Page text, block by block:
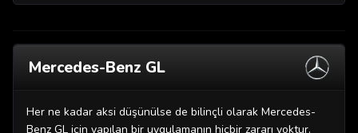
Mercedes-Benz GL
Her ne kadar aksi düşünülse de bilinçli olarak Mercedes-
Benz GL için yapılan bir uygulamanın hiçbir zararı yoktur.